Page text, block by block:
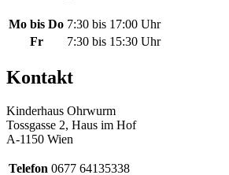
Mo bis Do 7:30 bis 17:00 Uhr
Fr
7:30 bis 15:30 Uhr
Kontakt
Kinderhaus Ohrwurm
Tossgasse 2, Haus im Hof
A-1150 Wien
Telefon 0677 64135338